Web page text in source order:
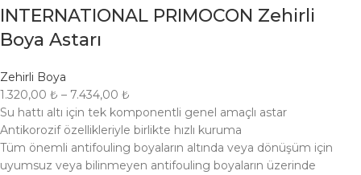
INTERNATIONAL PRIMOCON Zehirli
Boya Astarı
Zehirli Boya
1.320,00 ₺ – 7.434,00 ₺
Su hattı altı için tek komponentli genel amaçlı astar
Antikorozif özellikleriyle birlikte hızlı kuruma
Tüm önemli antifouling boyaların altında veya dönüşüm için
uyumsuz veya bilinmeyen antifouling boyaların üzerinde